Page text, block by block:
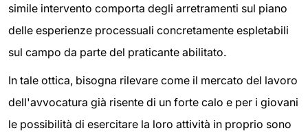
simile intervento comporta degli arretramenti sul piano
delle esperienze processuali concretamente espletabili
sul campo da parte del praticante abilitato.
In tale ottica, bisogna rilevare come il mercato del lavoro
dell'avvocatura già risente di un forte calo e per i giovani
le possibilità di esercitare la loro attività in proprio sono